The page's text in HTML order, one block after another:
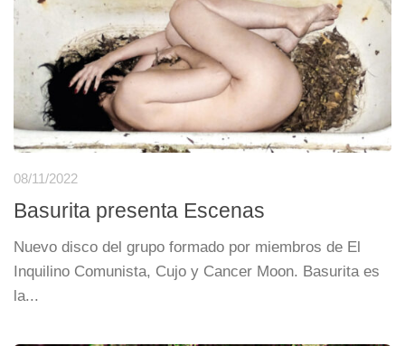
08/11/2022
Basurita presenta Escenas
Nuevo disco del grupo formado por miembros de El
Inquilino Comunista, Cujo y Cancer Moon. Basurita es
la...